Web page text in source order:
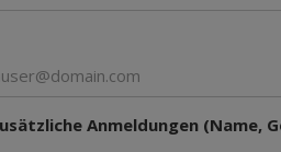
Anmeldungen (Name,